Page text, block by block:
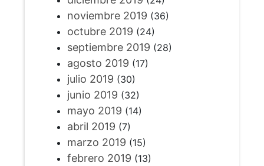
noviembre 2019 (36)
octubre 2019 (24)
septiembre 2019 (28)
agosto 2019 (17)
julio 2019 (30)
junio 2019 (32)
mayo 2019 (14)
abril 2019 (7)
marzo 2019 (15)
febrero 2019 (13)